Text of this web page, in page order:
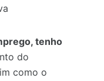
tenho
do
como o